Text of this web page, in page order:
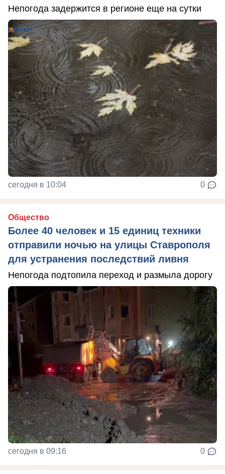
Непогода задержится в регионе еще на сутки
сегодня в 10:04 0
Общество
Более 40 человек и 15 единиц техники
отправили ночью на улицы Ставрополя
для устранения последствий ливня
Непогода подтопила переход и размыла дорогу
сегодня в 09:16 0